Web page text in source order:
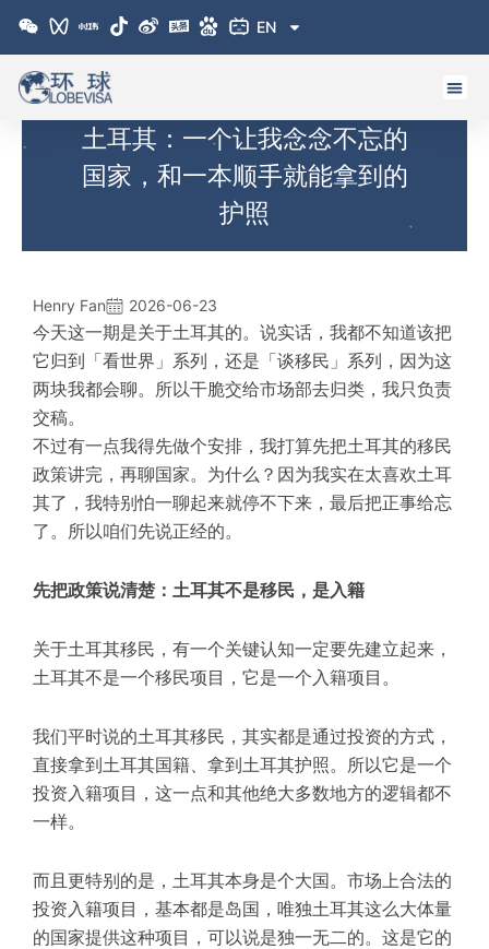
EN
土耳其：一个让我念念不忘的
国家，和一本顺手就能拿到的
护照
Henry Fan 2026-06-23
今天这一期是关于土耳其的。说实话，我都不知道该把
它归到「看世界」系列，还是「谈移民」系列，因为这
两块我都会聊。所以干脆交给市场部去归类，我只负责
交稿。
不过有一点我得先做个安排，我打算先把土耳其的移民
政策讲完，再聊国家。为什么？因为我实在太喜欢土耳
其了，我特别怕一聊起来就停不下来，最后把正事给忘
了。所以咱们先说正经的。
先把政策说清楚：土耳其不是移民，是入籍
关于土耳其移民，有一个关键认知一定要先建立起来，
土耳其不是一个移民项目，它是一个入籍项目。
我们平时说的土耳其移民，其实都是通过投资的方式，
直接拿到土耳其国籍、拿到土耳其护照。所以它是一个
投资入籍项目，这一点和其他绝大多数地方的逻辑都不
一样。
而且更特别的是，土耳其本身是个大国。市场上合法的
投资入籍项目，基本都是岛国，唯独土耳其这么大体量
的国家提供这种项目，可以说是独一无二的。这是它的